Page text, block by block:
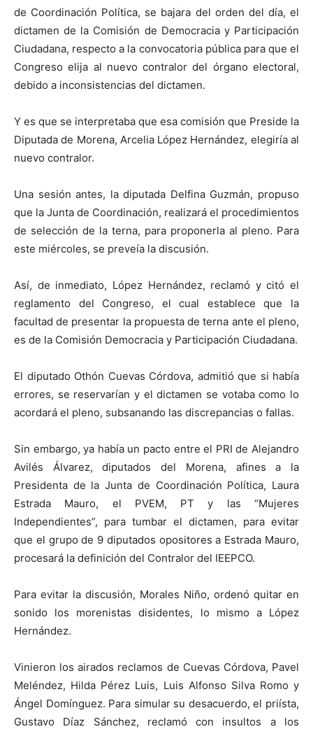
de Coordinación Política, se bajara del orden del día, el
dictamen de la Comisión de Democracia y Participación
Ciudadana, respecto a la convocatoria pública para que el
Congreso elija al nuevo contralor del órgano electoral,
debido a inconsistencias del dictamen.
Y es que se interpretaba que esa comisión que Preside la
Diputada de Morena, Arcelia López Hernández, elegiría al
nuevo contralor.
Una sesión antes, la diputada Delfina Guzmán, propuso
que la Junta de Coordinación, realizará el procedimientos
de selección de la terna, para proponerla al pleno. Para
este miércoles, se preveía la discusión.
Así, de inmediato, López Hernández, reclamó y citó el
reglamento del Congreso, el cual establece que la
facultad de presentar la propuesta de terna ante el pleno,
es de la Comisión Democracia y Participación Ciudadana.
El diputado Othón Cuevas Córdova, admitió que si había
errores, se reservarían y el dictamen se votaba como lo
acordará el pleno, subsanando las discrepancias o fallas.
Sin embargo, ya había un pacto entre el PRI de Alejandro
Avilés Álvarez, diputados del Morena, afines a la
Presidenta de la Junta de Coordinación Política, Laura
Estrada Mauro, el PVEM, PT y las “Mujeres
Independientes”, para tumbar el dictamen, para evitar
que el grupo de 9 diputados opositores a Estrada Mauro,
procesará la definición del Contralor del IEEPCO.
Para evitar la discusión, Morales Niño, ordenó quitar en
sonido los morenistas disidentes, lo mismo a López
Hernández.
Vinieron los airados reclamos de Cuevas Córdova, Pavel
Meléndez, Hilda Pérez Luis, Luis Alfonso Silva Romo y
Ángel Domínguez. Para simular su desacuerdo, el priísta,
Gustavo Díaz Sánchez, reclamó con insultos a los